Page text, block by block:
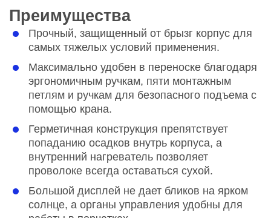
Преимущества
Прочный, защищенный от брызг корпус для
самых тяжелых условий применения.
Максимально удобен в переноске благодаря
эргономичным ручкам, пяти монтажным
петлям и ручкам для безопасного подъема с
помощью крана.
Герметичная конструкция препятствует
попаданию осадков внутрь корпуса, а
внутренний нагреватель позволяет
проволоке всегда оставаться сухой.
Большой дисплей не дает бликов на ярком
солнце, а органы управления удобны для